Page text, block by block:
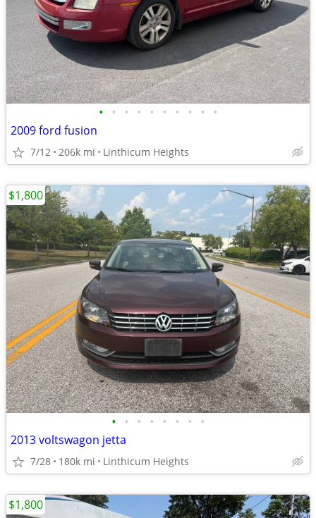
• • • • • • • • • •
2009 ford fusion
7/12 206k mi Linthicum Heights
• • • • • • • •
2013 voltswagon jetta
7/28 180k mi Linthicum Heights
$1,800
$1,800